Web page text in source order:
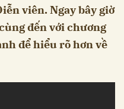
viên. Ngay bây giờ
đến với chương
để hiểu rõ hơn về